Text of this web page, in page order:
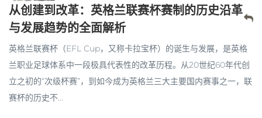
从创建到改革：英格兰联赛杯赛制的历史沿革
与发展趋势的全面解析
英格兰联赛杯（EFL Cup，又称卡拉宝杯）的诞生与发展，是英格
兰职业足球体系中一段极具代表性的改革历程。从20世纪60年代创
立之初的“次级杯赛”，到如今成为英格兰三大主要国内赛事之一，联
赛杯的历史不...